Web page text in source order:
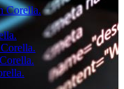
Corella.